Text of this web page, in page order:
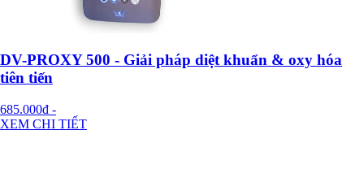
DV-PROXY 500 - Giải pháp diệt khuẩn & oxy hóa
tiên tiến
685.000đ -
XEM CHI TIẾT